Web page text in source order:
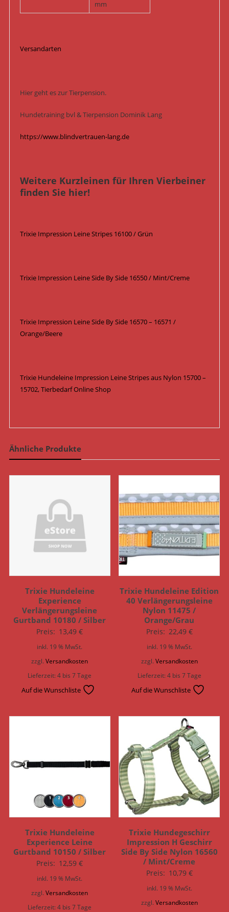
mm
Versandarten
Hier geht es zur Tierpension.
Hundetraining bvl & Tierpension Dominik Lang
https://www.blindvertrauen-lang.de
Weitere Kurzleinen für Ihren Vierbeiner
finden Sie hier!
Trixie Impression Leine Stripes 16100 / Grün
Trixie Impression Leine Side By Side 16550 / Mint/Creme
Trixie Impression Leine Side By Side 16570 – 16571 /
Orange/Beere
Trixie Hundeleine Impression Leine Stripes aus Nylon 15700 –
15702, Tierbedarf Online Shop
Ähnliche Produkte
Trixie Hundeleine
Experience
Verlängerungsleine
Gurtband 10180 / Silber
Preis: 13,49€
inkl. 19 % MwSt.
zzgl.Versandkosten
Lieferzeit:4 bis 7 Tage
Auf die Wunschliste
Trixie Hundeleine Edition
40 Verlängerungsleine
Nylon 11475 /
Orange/Grau
Preis: 22,49 €
inkl. 19 % MwSt.
zzgl.Versandkosten
Lieferzeit:4 bis 7 Tage
Auf die Wunschliste
Trixie Hundeleine
Experience Leine
Gurtband 10150 / Silber
Preis: 12,59€
inkl. 19 % MwSt.
zzgl.Versandkosten
Lieferzeit:4 bis 7 Tage
Trixie Hundegeschirr
Impression H Geschirr
Side By Side Nylon 16560
/ Mint/Creme
Preis: 10,79 €
inkl. 19 % MwSt.
zzgl.Versandkosten